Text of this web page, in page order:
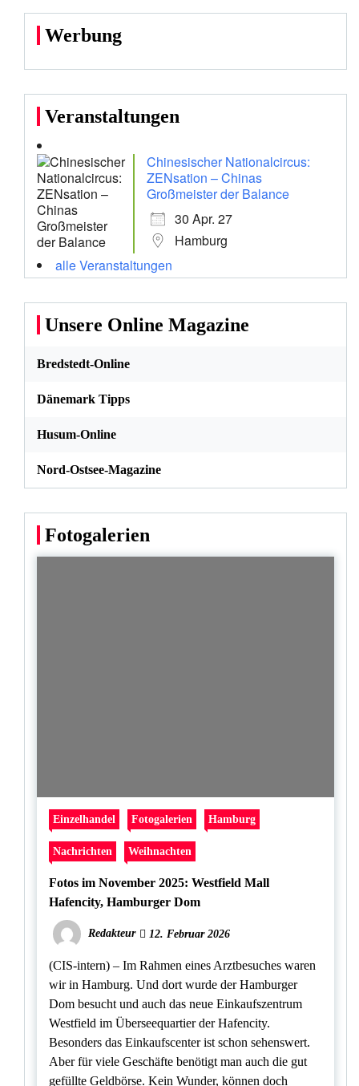
Werbung
Veranstaltungen
Chinesischer Nationalcircus:
ZENsation – Chinas
Großmeister der Balance
30 Apr. 27
Hamburg
alle Veranstaltungen
Unsere Online Magazine
Bredstedt-Online
Dänemark Tipps
Husum-Online
Nord-Ostsee-Magazine
Fotogalerien
Einzelhandel Fotogalerien Hamburg
Nachrichten Weihnachten
Fotos im November 2025: Westfield Mall
Hafencity, Hamburger Dom
Redakteur 12. Februar 2026
(CIS-intern) – Im Rahmen eines Arztbesuches waren
wir in Hamburg. Und dort wurde der Hamburger
Dom besucht und auch das neue Einkaufszentrum
Westfield im Überseequartier der Hafencity.
Besonders das Einkaufscenter ist schon sehenswert.
Aber für viele Geschäfte benötigt man auch die gut
gefüllte Geldbörse. Kein Wunder, können doch